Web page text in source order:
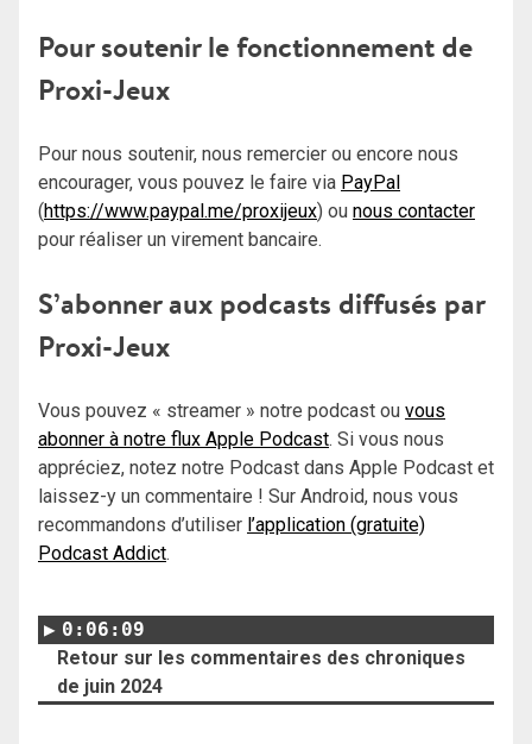
Pour soutenir le fonctionnement de
Proxi-Jeux
Pour nous soutenir, nous remercier ou encore nous
encourager, vous pouvez le faire via PayPal
(https://www.paypal.me/proxijeux) ou nous contacter
pour réaliser un virement bancaire.
S’abonner aux podcasts diffusés par
Proxi-Jeux
Vous pouvez « streamer » notre podcast ou vous
abonner à notre flux Apple Podcast. Si vous nous
appréciez, notez notre Podcast dans Apple Podcast et
laissez-y un commentaire ! Sur Android, nous vous
recommandons d’utiliser l’application (gratuite)
Podcast Addict.
0:06:09
Retour sur les commentaires des chroniques
de juin 2024